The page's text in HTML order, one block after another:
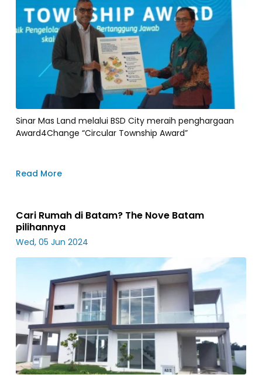
Sinar Mas Land melalui BSD City meraih penghargaan
Award4Change “Circular Township Award”
Read More
Cari Rumah di Batam? The Nove Batam
pilihannya
Wed, 05 Jun 2024